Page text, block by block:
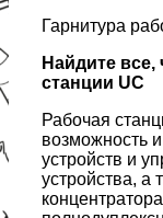
Гарнитура
Найдите все,
станции UC
Рабочая
возможность
устройств и
устройства, а